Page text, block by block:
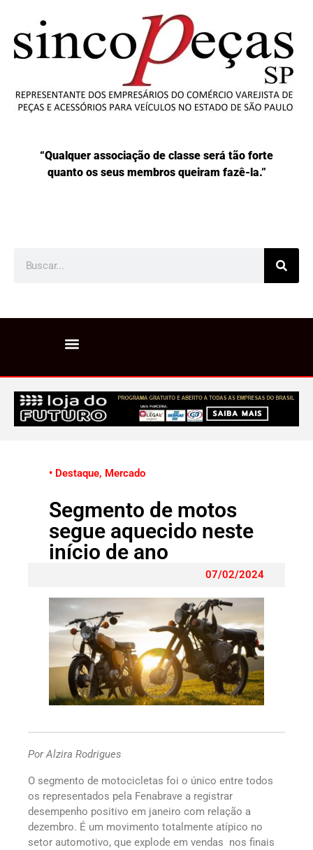
“Qualquer associação de classe será tão forte
quanto os seus membros queiram fazê-la.”
• Destaque, Mercado
Segmento de motos
segue aquecido neste
início de ano
07/02/2024
Por Alzira Rodrigues
O segmento de motocicletas foi o único entre todos
os representados pela Fenabrave a registrar
desempenho positivo em janeiro com relação a
dezembro. É um movimento totalmente atípico no
setor automotivo, que explode em vendas nos finais